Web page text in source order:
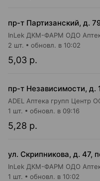
InLek ДКМ-ФАРМ ОДО
5,03 р.
2 шт. обновл. в 10:02
ADEL Аптека групп Центр
5,28 р.
1 шт. обновл. в 09:16
ул. Скрипникова, д. 47,
InLek ДКМ-ФАРМ ОДО
1 шт. обновл. в 10:02